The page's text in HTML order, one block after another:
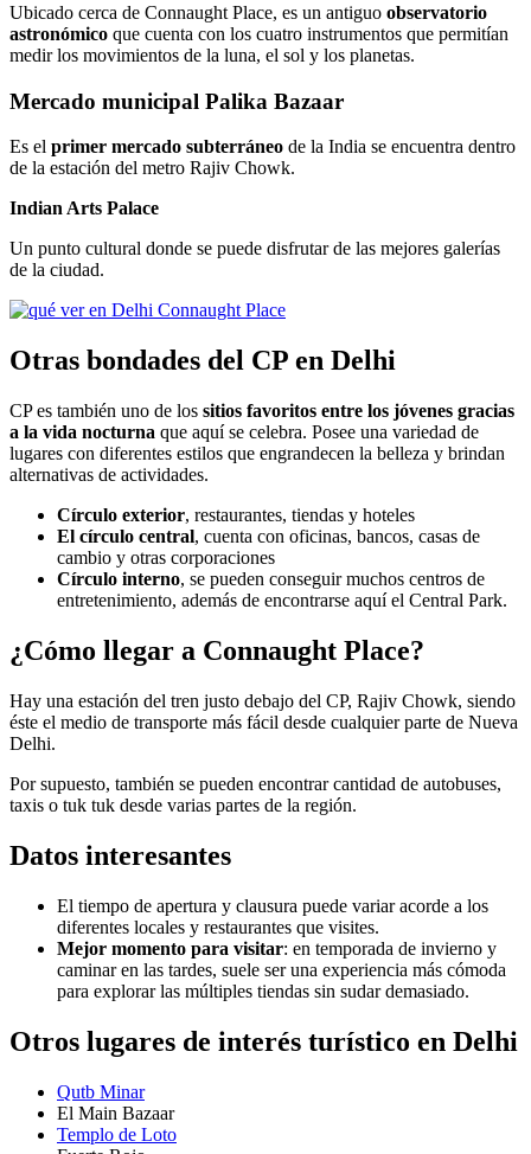
Ubicado cerca de Connaught Place, es un antiguo observatorio
astronómico que cuenta con los cuatro instrumentos que permitían
medir los movimientos de la luna, el sol y los planetas.
Mercado municipal Palika Bazaar
Es el primer mercado subterráneo de la India se encuentra dentro
de la estación del metro Rajiv Chowk.
Indian Arts Palace
Un punto cultural donde se puede disfrutar de las mejores galerías
de la ciudad.
Otras bondades del CP en Delhi
CP es también uno de los sitios favoritos entre los jóvenes gracias
a la vida nocturna que aquí se celebra. Posee una variedad de
lugares con diferentes estilos que engrandecen la belleza y brindan
alternativas de actividades.
Círculo exterior, restaurantes, tiendas y hoteles
El círculo central, cuenta con oficinas, bancos, casas de
cambio y otras corporaciones
Círculo interno, se pueden conseguir muchos centros de
entretenimiento, además de encontrarse aquí el Central Park.
¿Cómo llegar a Connaught Place?
Hay una estación del tren justo debajo del CP, Rajiv Chowk, siendo
éste el medio de transporte más fácil desde cualquier parte de Nueva
Delhi.
Por supuesto, también se pueden encontrar cantidad de autobuses,
taxis o tuk tuk desde varias partes de la región.
Datos interesantes
El tiempo de apertura y clausura puede variar acorde a los
diferentes locales y restaurantes que visites.
Mejor momento para visitar: en temporada de invierno y
caminar en las tardes, suele ser una experiencia más cómoda
para explorar las múltiples tiendas sin sudar demasiado.
Otros lugares de interés turístico en Delhi
Qutb Minar
El Main Bazaar
Templo de Loto